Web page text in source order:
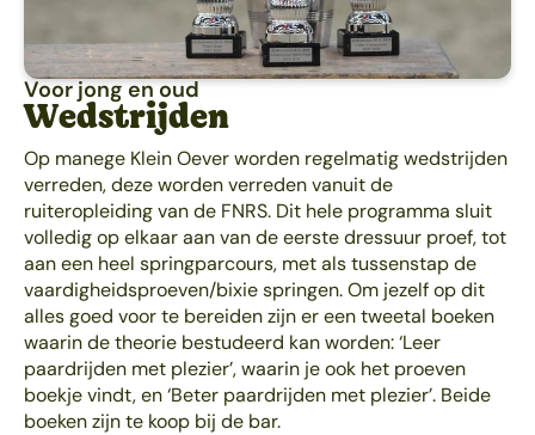
Voor jong en oud
Wedstrijden
Op manege Klein Oever worden regelmatig wedstrijden
verreden, deze worden verreden vanuit de
ruiteropleiding van de FNRS. Dit hele programma sluit
volledig op elkaar aan van de eerste dressuur proef, tot
aan een heel springparcours, met als tussenstap de
vaardigheidsproeven/bixie springen. Om jezelf op dit
alles goed voor te bereiden zijn er een tweetal boeken
waarin de theorie bestudeerd kan worden: ‘Leer
paardrijden met plezier’, waarin je ook het proeven
boekje vindt, en ‘Beter paardrijden met plezier’. Beide
boeken zijn te koop bij de bar.